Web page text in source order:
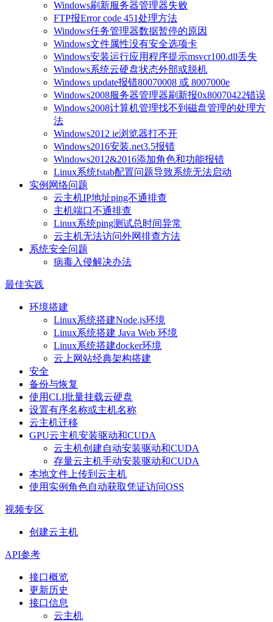
Windows刷新服务器管理器失败
FTP报Error code 451处理方法
Windows任务管理器数据暂停的原因
Windows文件属性没有安全选项卡
Windows安装运行应用程序提示msvcr100.dll丢失
Windows系统云硬盘状态外部或脱机
Windows update报错80070008 或 8007000e
Windows2008服务器管理器刷新报0x80070422错误
Windows2008计算机管理找不到磁盘管理的处理方
法
Windows2012 ie浏览器打不开
Windows2016安装.net3.5报错
Windows2012&2016添加角色和功能报错
Linux系统fstab配置问题导致系统无法启动
实例网络问题
云主机IP地址ping不通排查
主机端口不通排查
Linux系统ping测试总时间异常
云主机无法访问外网排查方法
系统安全问题
病毒入侵解决办法
最佳实践
环境搭建
Linux系统搭建Node.js环境
Linux系统搭建 Java Web 环境
Linux系统搭建docker环境
云上网站经典架构搭建
安全
备份与恢复
使用CLI批量挂载云硬盘
设置有序名称或主机名称
云主机迁移
GPU云主机安装驱动和CUDA
云主机创建自动安装驱动和CUDA
存量云主机手动安装驱动和CUDA
本地文件上传到云主机
使用实例角色自动获取凭证访问OSS
视频专区
创建云主机
API参考
接口概览
更新历史
接口信息
云主机